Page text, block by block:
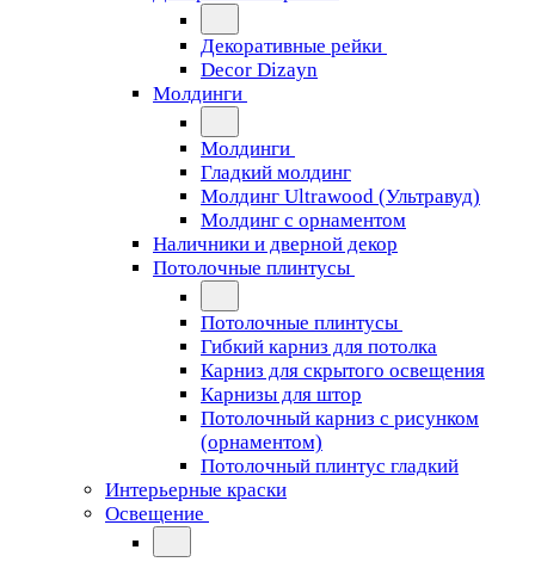
Декоративные рейки
Decor Dizayn
Молдинги
Молдинги
Гладкий молдинг
Молдинг Ultrawood (Ультравуд)
Молдинг с орнаментом
Наличники и дверной декор
Потолочные плинтусы
Потолочные плинтусы
Гибкий карниз для потолка
Карниз для скрытого освещения
Карнизы для штор
Потолочный карниз с рисунком
(орнаментом)
Потолочный плинтус гладкий
Интерьерные краски
Освещение